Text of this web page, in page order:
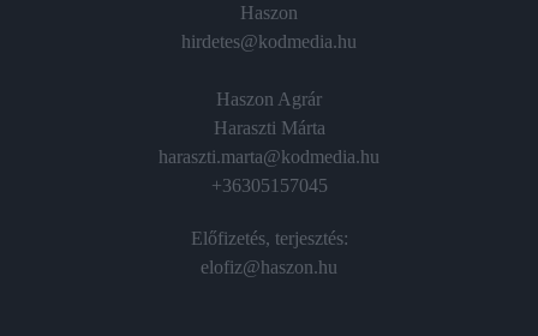
Haszon
hirdetes@kodmedia.hu
Haszon Agrár
Haraszti Márta
haraszti.marta@kodmedia.hu
+36305157045
Előfizetés, terjesztés:
elofiz@haszon.hu